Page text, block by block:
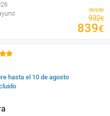
desde
932€
839€
hasta el 10 de agosto